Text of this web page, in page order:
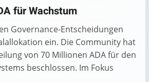
für Wachstum
Governance-Entscheidungen
ein. Die Community hat
von 70 Millionen ADA für den
beschlossen. Im Fokus